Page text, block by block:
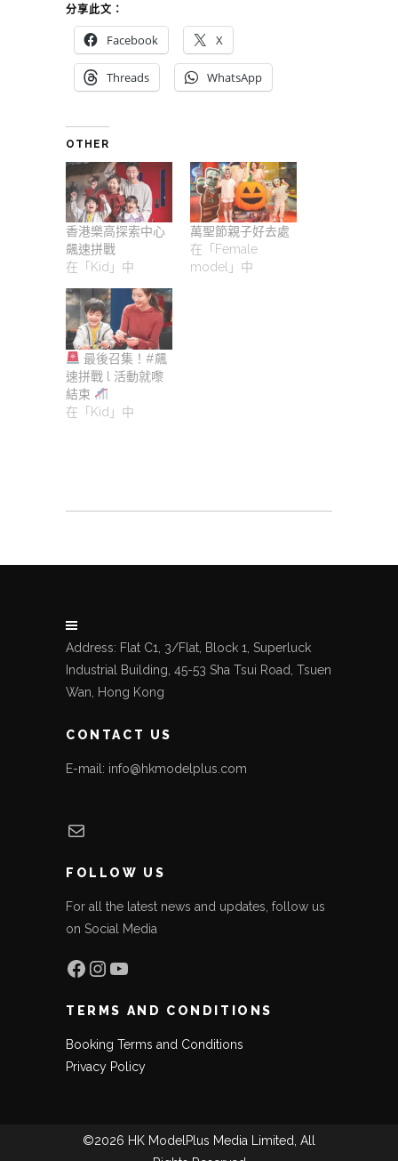
分享此文：
Facebook X
Threads WhatsApp
OTHER
香港樂高探索中心
飆速拼戰
在「Kid」中
萬聖節親子好去處
在「Female
model」中
最後召集！#飆
速拼戰 l 活動就嚟
結束
在「Kid」中
Address: Flat C1, 3/Flat, Block 1, Superluck
Industrial Building, 45-53 Sha Tsui Road, Tsuen
Wan, Hong Kong
CONTACT US
E-mail: info@hkmodelplus.com
Mail
FOLLOW US
For all the latest news and updates, follow us
on Social Media
Facebook
Instagram
YouTube
TERMS AND CONDITIONS
Booking Terms and Conditions
Privacy Policy
©2026 HK ModelPlus Media Limited, All